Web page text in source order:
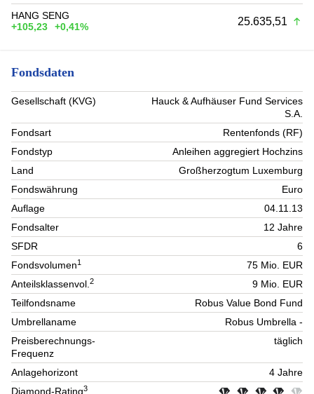
HANG SENG
+105,23
+0,41% 25.635,51
Fondsdaten
Gesellschaft (KVG)
Hauck & Aufhäuser Fund Services
S.A.
Fondsart
Rentenfonds (RF)
Fondstyp
Anleihen aggregiert Hochzins
Land
Großherzogtum Luxemburg
Fondswährung
Euro
Auflage
04.11.13
Fondsalter
12 Jahre
SFDR
6
Fondsvolumen1
75 Mio. EUR
Anteilsklassenvol.2
9 Mio. EUR
Teilfondsname
Robus Value Bond Fund
Umbrellaname
Robus Umbrella -
Preisberechnungs-
Frequenz
täglich
Anlagehorizont
4 Jahre
Diamond-Rating3